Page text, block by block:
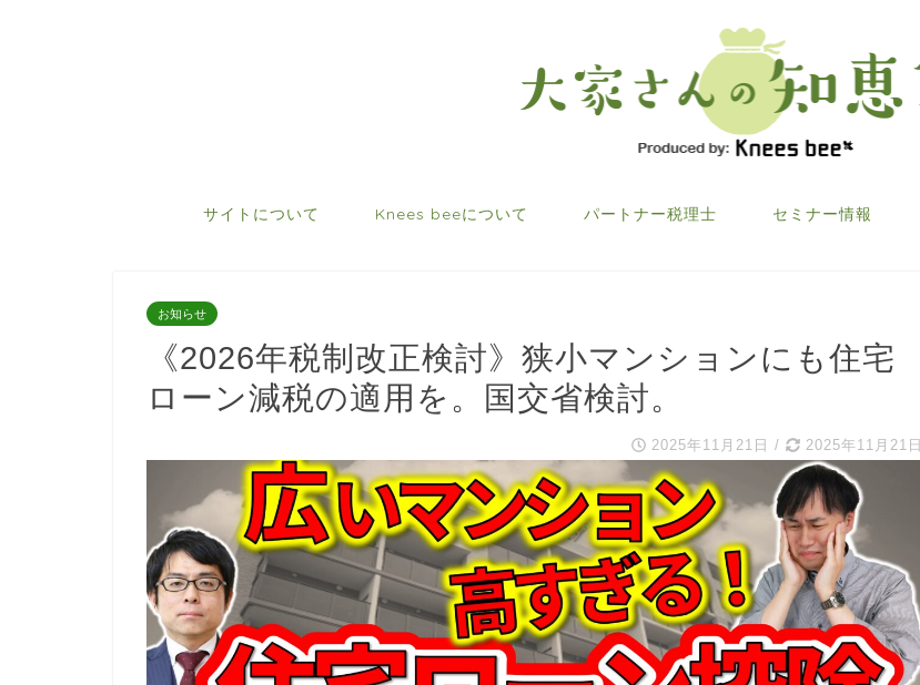
サイトについて Knees beeについて パートナー税理士 セミナー情報
お知らせ
《2026年税制改正検討》狭小マンションにも住宅
ローン減税の適用を。国交省検討。
2025年11月21日 / 2025年11月21日